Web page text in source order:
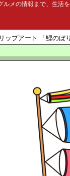
メの情報まで、生活
ップアート 「 鯉のぼ